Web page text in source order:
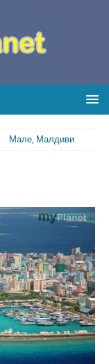
Мале, Малдиви